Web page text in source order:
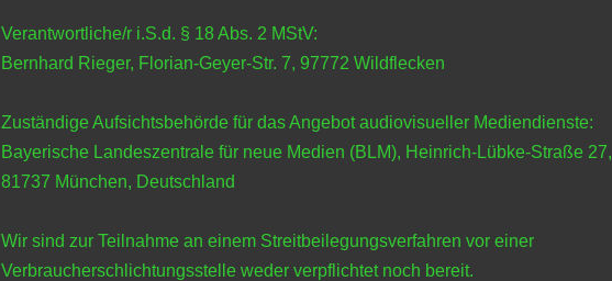
Verantwortliche/r i.S.d. § 18 Abs. 2 MStV:
Bernhard Rieger, Florian-Geyer-Str. 7, 97772 Wildflecken
Zuständige Aufsichtsbehörde für das Angebot audiovisueller Mediendienste:
Bayerische Landeszentrale für neue Medien (BLM), Heinrich-Lübke-Straße 27,
81737 München, Deutschland
Wir sind zur Teilnahme an einem Streitbeilegungsverfahren vor einer
Verbraucherschlichtungsstelle weder verpflichtet noch bereit.